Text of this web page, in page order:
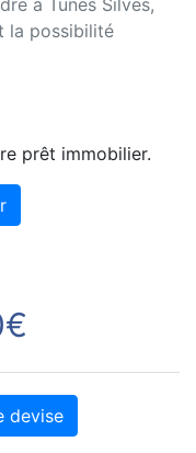
à Tunes Silves,
la possibilité
prêt immobilier.
devise